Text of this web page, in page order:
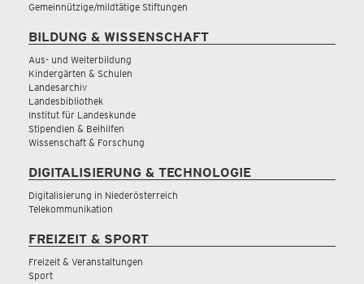
Gemeinnützige/mildtätige Stiftungen
BILDUNG & WISSENSCHAFT
Aus- und Weiterbildung
Kindergärten & Schulen
Landesarchiv
Landesbibliothek
Institut für Landeskunde
Stipendien & Beihilfen
Wissenschaft & Forschung
DIGITALISIERUNG & TECHNOLOGIE
Digitalisierung in Niederösterreich
Telekommunikation
FREIZEIT & SPORT
Freizeit & Veranstaltungen
Sport